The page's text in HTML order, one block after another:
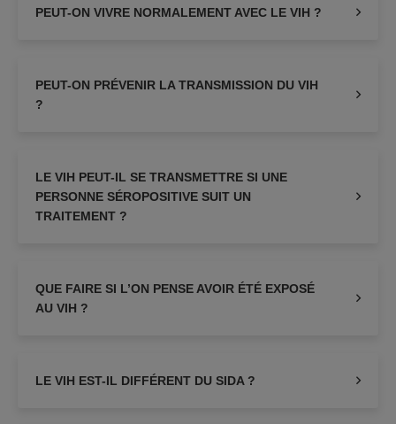
PEUT-ON VIVRE NORMALEMENT AVEC LE VIH ?
PEUT-ON PRÉVENIR LA TRANSMISSION DU VIH
?
LE VIH PEUT-IL SE TRANSMETTRE SI UNE
PERSONNE SÉROPOSITIVE SUIT UN
TRAITEMENT ?
QUE FAIRE SI L’ON PENSE AVOIR ÉTÉ EXPOSÉ
AU VIH ?
LE VIH EST-IL DIFFÉRENT DU SIDA ?